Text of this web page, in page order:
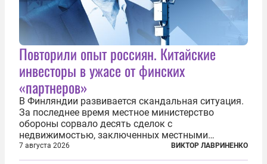
Повторили опыт россиян. Китайские
инвесторы в ужасе от финских
«партнеров»
В Финляндии развивается скандальная ситуация.
За последнее время местное министерство
обороны сорвало десять сделок с
недвижимостью, заключенных местными
фирмами с китайским капиталом. Чиновники
заявили, что они могли заключаться с целью
7 августа 2026 ВИКТОР ЛАВРИНЕНКО